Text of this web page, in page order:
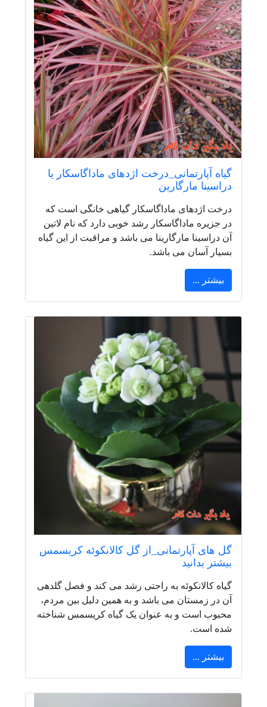
گیاه آپارتمانی_درخت اژدهای ماداگاسکار یا
دراسینا مارگارین
درخت اژدهای ماداگاسکار گیاهی خانگی است که
در جزیره ماداگاسکار رشد خوبی دارد که نام لاتین
آن دراسینا مارگارینا می باشد و مراقبت از این گیاه
بسیار آسان می باشد.
بیشتر ...
گل های آپارتمانی_از گل کالانکوئه کریسمس
بیشتر بدانید
گیاه کالانکوئه به راحتی رشد می کند و فصل گلدهی
آن در زمستان می باشد و به همین دلیل بین مردم،
محبوب است و به عنوان یک گیاه کریسمس شناخته
شده است.
بیشتر ...